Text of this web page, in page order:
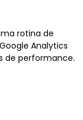
rotina de
Analytics
de performance.